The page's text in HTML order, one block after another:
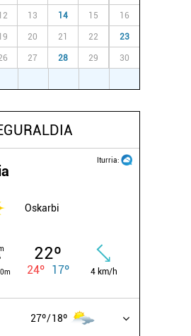
13 14 15 16
20 21 22 23
27 28 29 30
Iturria:
Oskarbi
22º
24º 17º 4 km/h
27º 18º